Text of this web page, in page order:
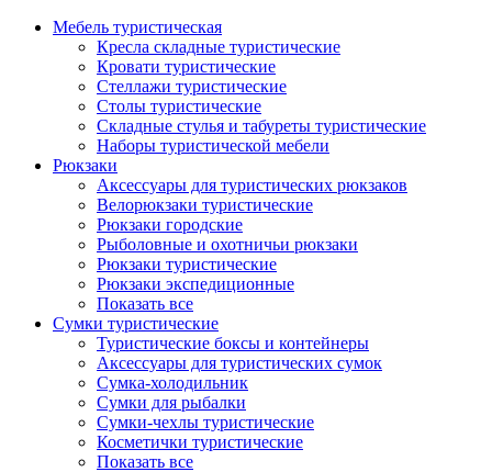
Мебель туристическая
Кресла складные туристические
Кровати туристические
Стеллажи туристические
Столы туристические
Складные стулья и табуреты туристические
Наборы туристической мебели
Рюкзаки
Аксессуары для туристических рюкзаков
Велорюкзаки туристические
Рюкзаки городские
Рыболовные и охотничьи рюкзаки
Рюкзаки туристические
Рюкзаки экспедиционные
Показать все
Сумки туристические
Туристические боксы и контейнеры
Аксессуары для туристических сумок
Сумка-холодильник
Сумки для рыбалки
Сумки-чехлы туристические
Косметички туристические
Показать все